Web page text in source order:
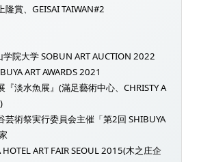
賞、GEISAI TAIWAN#2
院大学 SOBUN ART AUCTION 2022
ART AWARDS 2021
淡水魚展』(滿足藝術中心、CHRISTY A
術祭実行委員会主催「第2回 SHIBUYA
ART FAIR SEOUL 2015(木之庄企